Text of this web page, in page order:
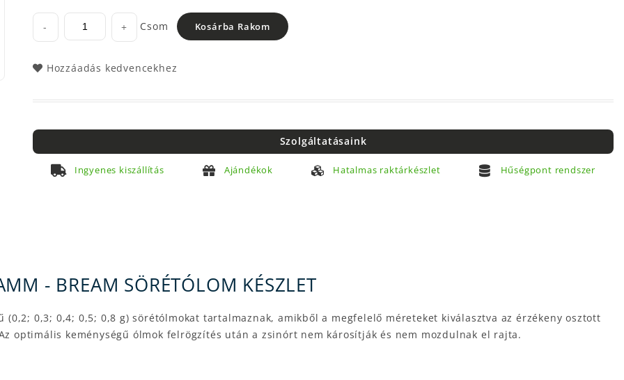
- + Csom Kosárba Rakom
Hozzáadás kedvencekhez
Szolgáltatásaink
Ingyenes kiszállítás Ajándékok Hatalmas raktárkészlet Hűségpont rendszer
- BREAM SÖRÉTÓLOM KÉSZLET
(0,2; 0,3; 0,4; 0,5; 0,8 g) sörétólmokat tartalmaznak, amikből a megfelelő méreteket kiválasztva az érzékeny osztott
optimális keménységű ólmok felrögzítés után a zsinórt nem károsítják és nem mozdulnak el rajta.